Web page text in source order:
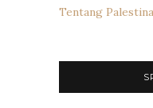
Tentang Palestina